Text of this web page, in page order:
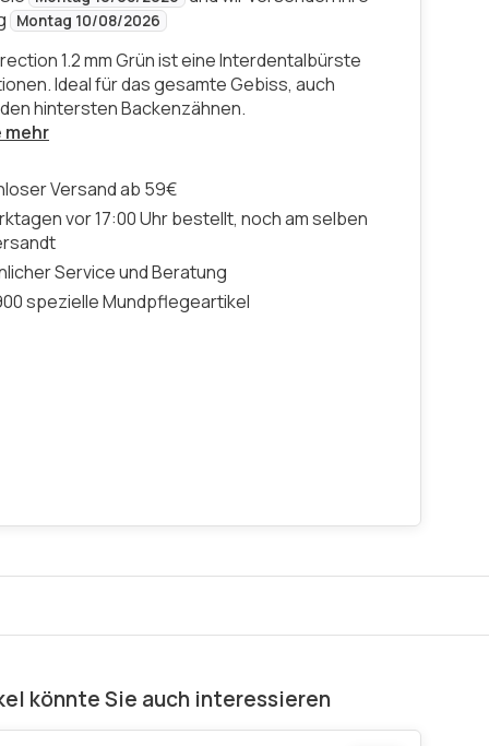
Montag 10/08/2026
1.2 mm Grün ist eine Interdentalbürste
Ideal für das gesamte Gebiss, auch
hintersten Backenzähnen.
mehr
Versand ab 59€
vor 17:00 Uhr bestellt, noch am selben
Service und Beratung
spezielle Mundpflegeartikel
könnte Sie auch interessieren